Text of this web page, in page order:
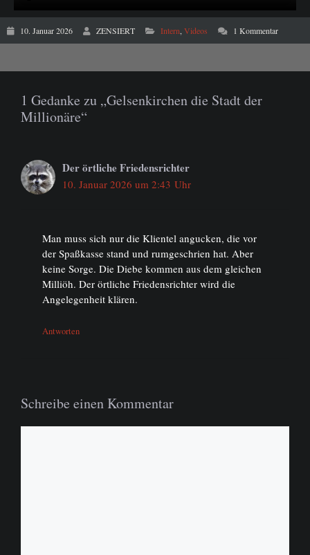
10. Januar 2026 ZENSIERT Intern Videos 1 Kommentar
1 Gedanke zu „Gelsenkirchen die Stadt der
Millionäre“
Der örtliche Friedensrichter
10. Januar 2026 um 2:43 Uhr
Man muss sich nur die Klientel angucken, die vor
der Spaßkasse stand und rumgeschrien hat. Aber
keine Sorge. Die Diebe kommen aus dem gleichen
Milliöh. Der örtliche Friedensrichter wird die
Angelegenheit klären.
Antworten
Schreibe einen Kommentar